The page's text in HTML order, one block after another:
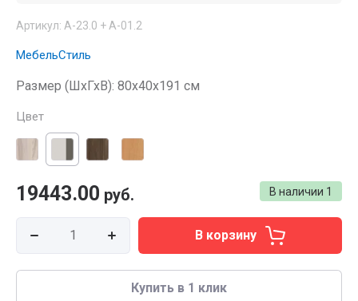
Артикул: А-23.0 + А-01.2
МебельСтиль
Размер (ШхГхВ): 80x40x191 см
Цвет
В наличии 1
19443.00 руб.
В корзину
Купить в 1 клик